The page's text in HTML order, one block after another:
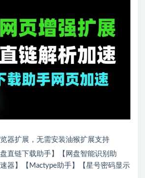
器扩展，无需安装油猴扩展支持
直链下载助手】【网盘智能识别助
器】【Mactype助手】【星号密码显示